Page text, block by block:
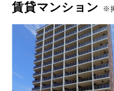
賃貸マンション ※